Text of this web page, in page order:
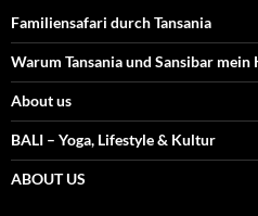
Familiensafari durch Tansania
Warum Tansania und Sansibar
About us
BALI – Yoga, Lifestyle & Kultur
ABOUT US